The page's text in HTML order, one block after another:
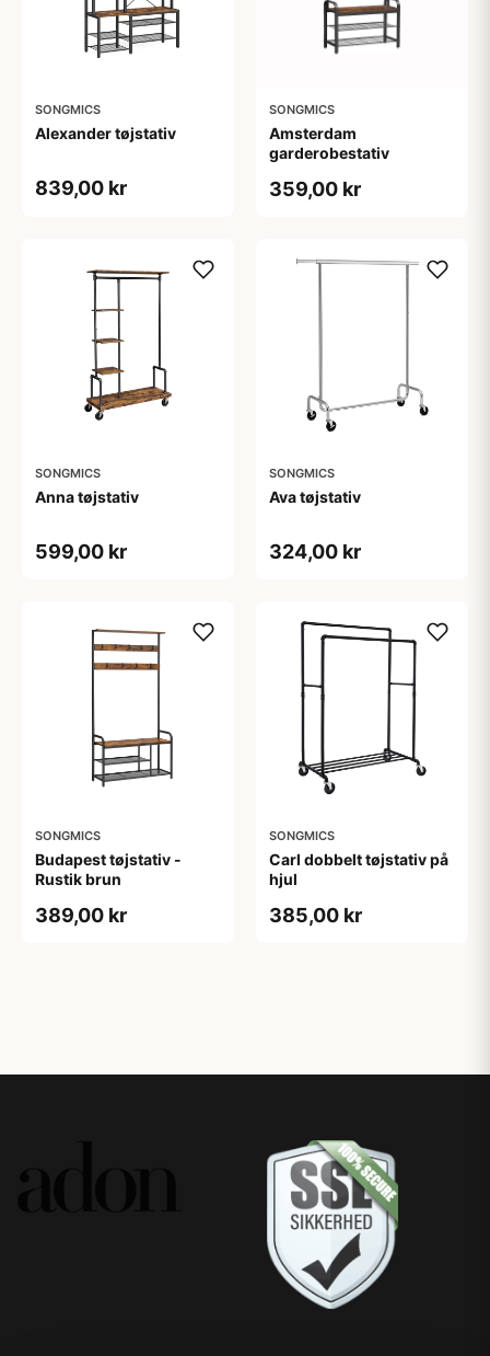
SONGMICS
Alexander tøjstativ
839,00 kr
SONGMICS
Amsterdam
garderobestativ
359,00 kr
SONGMICS
Anna tøjstativ
599,00 kr
SONGMICS
Ava tøjstativ
324,00 kr
SONGMICS
Budapest tøjstativ -
Rustik brun
389,00 kr
SONGMICS
Carl dobbelt tøjstativ på
hjul
385,00 kr